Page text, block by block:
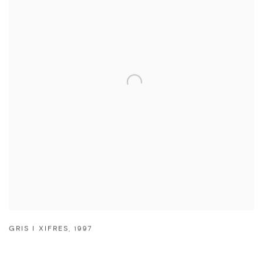
GRIS I XIFRES,1997